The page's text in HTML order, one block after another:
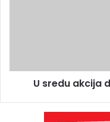
U sredu akcija